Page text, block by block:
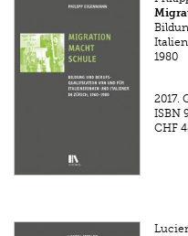
1980
2017.
ISBN
CHF